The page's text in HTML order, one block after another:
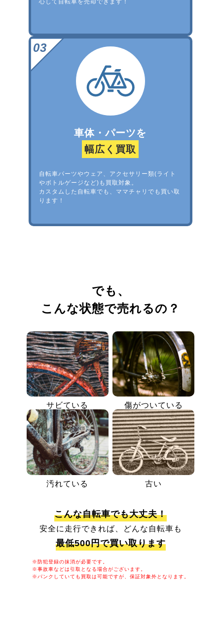
心して自転車を売却できます！
車体・パーツを
幅広く買取
自転車パーツやウェア、アクセサリー類(ライト
やボトルゲージなど)も買取対象。
カスタムした自転車でも、ママチャリでも買い取
ります！
でも、
こんな状態で売れるの？
サビている 傷がついている
汚れている 古い
こんな自転車でも大丈夫！
安全に走行できれば、どんな自転車も
最低500円で買い取ります
※防犯登録の抹消が必要です。
※事故車などは引取となる場合がございます。
※パンクしていても買取は可能ですが、保証対象外となります。